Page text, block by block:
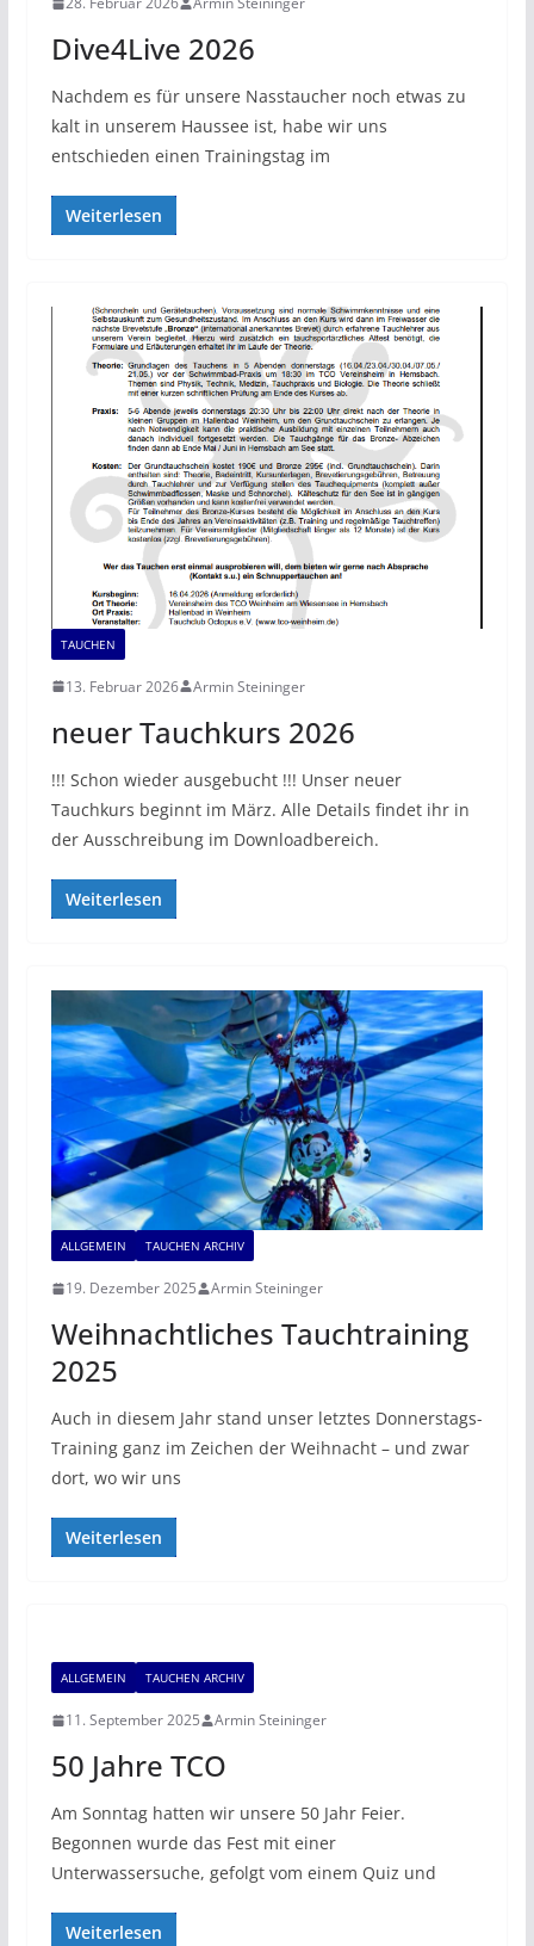
Dive4Live 2026
Nachdem es für unsere Nasstaucher noch etwas zu
kalt in unserem Haussee ist, habe wir uns
entschieden einen Trainingstag im
Weiterlesen
TAUCHEN
13. Februar 2026 Armin Steininger
neuer Tauchkurs 2026
!!! Schon wieder ausgebucht !!! Unser neuer
Tauchkurs beginnt im März. Alle Details findet ihr in
der Ausschreibung im Downloadbereich.
Weiterlesen
ALLGEMEIN TAUCHEN ARCHIV
19. Dezember 2025 Armin Steininger
Weihnachtliches Tauchtraining
2025
Auch in diesem Jahr stand unser letztes Donnerstags-
Training ganz im Zeichen der Weihnacht – und zwar
dort, wo wir uns
Weiterlesen
ALLGEMEIN TAUCHEN ARCHIV
11. September 2025 Armin Steininger
50 Jahre TCO
Am Sonntag hatten wir unsere 50 Jahr Feier.
Begonnen wurde das Fest mit einer
Unterwassersuche, gefolgt vom einem Quiz und
Weiterlesen